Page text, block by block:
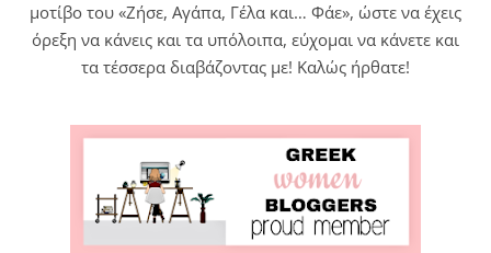
μοτίβο του «Ζήσε, Αγάπα, Γέλα και… Φάε», ώστε να έχεις
όρεξη να κάνεις και τα υπόλοιπα, εύχομαι να κάνετε και
τα τέσσερα διαβάζοντας με! Καλώς ήρθατε!